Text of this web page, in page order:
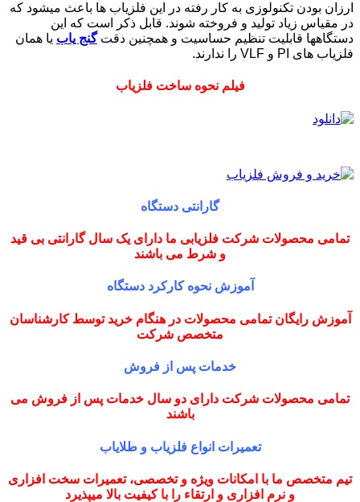
ارزان بودن تکنولوزی به کار رفته در این فلزیاب ها باعث میشود که
در مقیاس زیاد تولید و فروخته شوند. قابل ذکر است که این
دستگاهها قابلیت تنظیم حساسیت و همچنین دقتگنج یاب یا همان
فلزیاب های PI و VLF را ندارند.
فیلم نحوه ساخت فلزیاب
گارانتی دستگاه
تمامی محصولات شرکت فلزیابی ما دارای یک سال گارانتی بی قید
و شرط می باشند
آموزش نحوه کارکرد دستگاه
آموزش رایگان تمامی محصولات در هنگام خرید توسط کارشناسان
متخصص شرکت
خدمات پس از فروش
تمامی محصولات شرکت دارای دو سال خدمات پس از فروش می
باشند
تعمیرات انواع فلزیاب و طلایاب
تیم متخصص ما با امکانات ویژه و تخصصی، تعمیرات سخت افزاری
و نرم افزاری و ارتقاء را با کیفیت بالا میپذیرد